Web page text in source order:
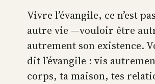
Vivre l’évangile, ce n’est
autre vie —vouloir être
autrement son existence.
dit l’évangile : vis
corps, ta maison, tes